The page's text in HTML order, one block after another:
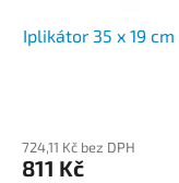
Iplikátor 35 x 19
724,11 Kč bez DPH
811 Kč